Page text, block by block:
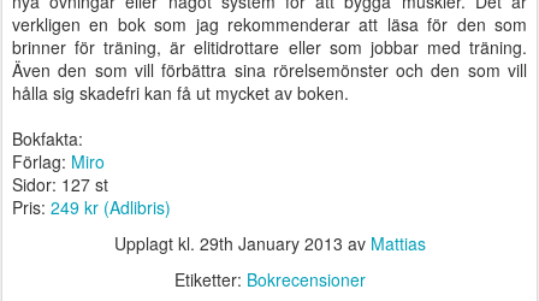
verkligen en bok som jag rekommenderar att läsa för den som
brinner för träning, är elitidrottare eller som jobbar med träning.
Även den som vill förbättra sina rörelsemönster och den som vill
hålla sig skadefri kan få ut mycket av boken.
Bokfakta:
Förlag: Miro
Sidor: 127 st
Pris: 249 kr (Adlibris)
Upplagt kl. 29th January 2013 av Mattias
Etiketter: Bokrecensioner